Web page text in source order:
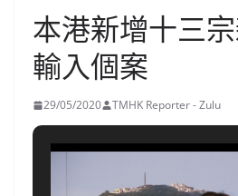
本港新增十三
輸入個案
29/05/2020 TMHK Reporter - Zulu